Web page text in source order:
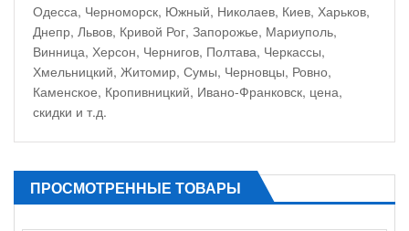
Одесса, Черноморск, Южный, Николаев, Киев, Харьков,
Днепр, Львов, Кривой Рог, Запорожье, Мариуполь,
Винница, Херсон, Чернигов, Полтава, Черкассы,
Хмельницкий, Житомир, Сумы, Черновцы, Ровно,
Каменское, Кропивницкий, Ивано-Франковск, цена,
скидки и т.д.
ПРОСМОТРЕННЫЕ ТОВАРЫ